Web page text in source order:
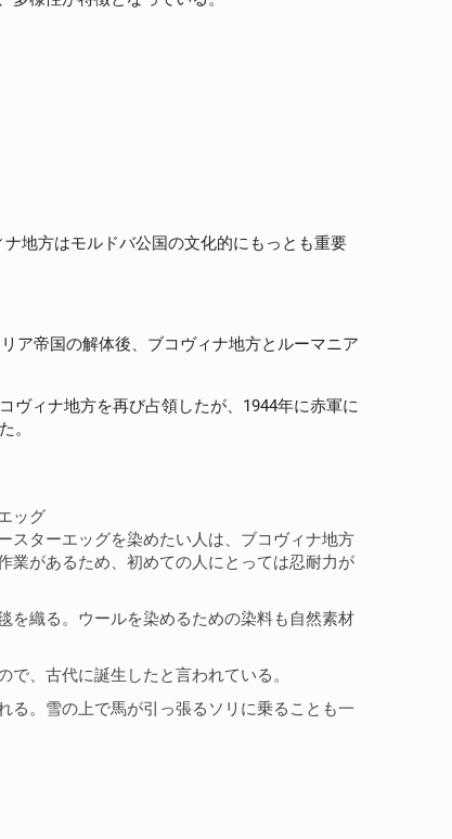
地方はモルドバ公国の文化的にもっとも重要
ア帝国の解体後、ブコヴィナ地方とルーマニア
ヴィナ地方を再び占領したが、1944年に赤軍に
。
ッグ
スターエッグを染めたい人は、ブコヴィナ地方
業があるため、初めての人にとっては忍耐力が
を織る。ウールを染めるための染料も自然素材
、古代に誕生したと言われている。
る。雪の上で馬が引っ張るソリに乗ることも一